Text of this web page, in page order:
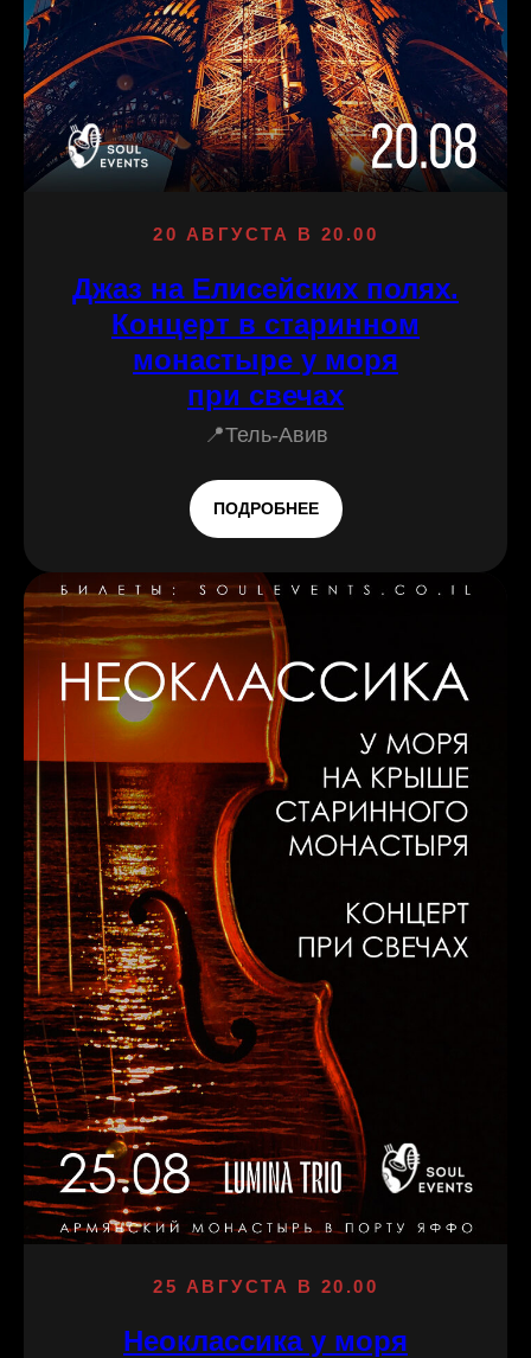
20 АВГУСТА В 20.00
Джаз на Елисейских полях.
Концерт в старинном
монастыре у моря
при свечах
📍Тель-Авив
ПОДРОБНЕЕ
25 АВГУСТА В 20.00
Неоклассика у моря